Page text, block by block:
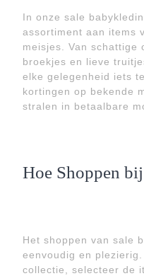
In onze sale
assortiment aan items
meisjes. Van schattige
broekjes en lieve
elke gelegenheid iets
kortingen op bekende
stralen in betaalbare
Hoe Shoppen
Het shoppen van sale
eenvoudig en
collectie, selecteer de